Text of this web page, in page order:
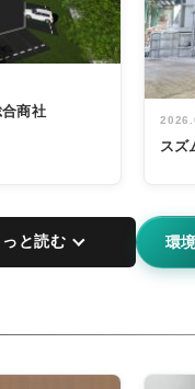
商社
スズ
っと読む 環